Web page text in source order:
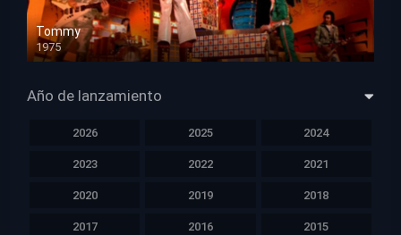
Tommy
1975
HD 1080p
Año de lanzamiento
2026 2025 2024
2023 2022 2021
2020 2019 2018
2017 2016 2015